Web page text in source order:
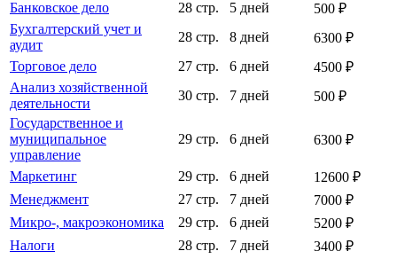
Банковское дело 28 стр. 5 дней
500 ₽
Бухгалтерский учет и
аудит
28 стр. 8 дней
6300 ₽
Торговое дело
27 стр. 6 дней
4500 ₽
Анализ хозяйственной
деятельности
30 стр. 7 дней
500 ₽
Государственное и
муниципальное
управление
29 стр. 6 дней 6300 ₽
Маркетинг 29 стр. 6 дней
12600 ₽
Менеджмент
27 стр. 7 дней
7000 ₽
Микро-, макроэкономика
29 стр. 6 дней
5200 ₽
Налоги
28 стр. 7 дней
3400 ₽